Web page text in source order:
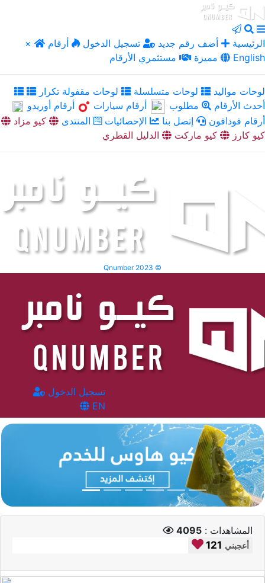
× الرئيسية أضف رقم جديد تسجيل الدخول
أرقام
مميزة
مستثمري الأرقام English
لوحات مواليد لوحات متسلسلة
لوحات مقفولة تكرار
أحدث الأرقام
مطلوب أرقام سيارات
أرقام أوريدو
أرقام فودافون
إتصل بنا الإحصائيات المنتدى
كيو مزاد
كيو كارز
كيو ماركت الدليل القطري
Qnumber 2023 ©
تسجيل الدخول
EN
المشاهدات : 4095
121 أعجبني